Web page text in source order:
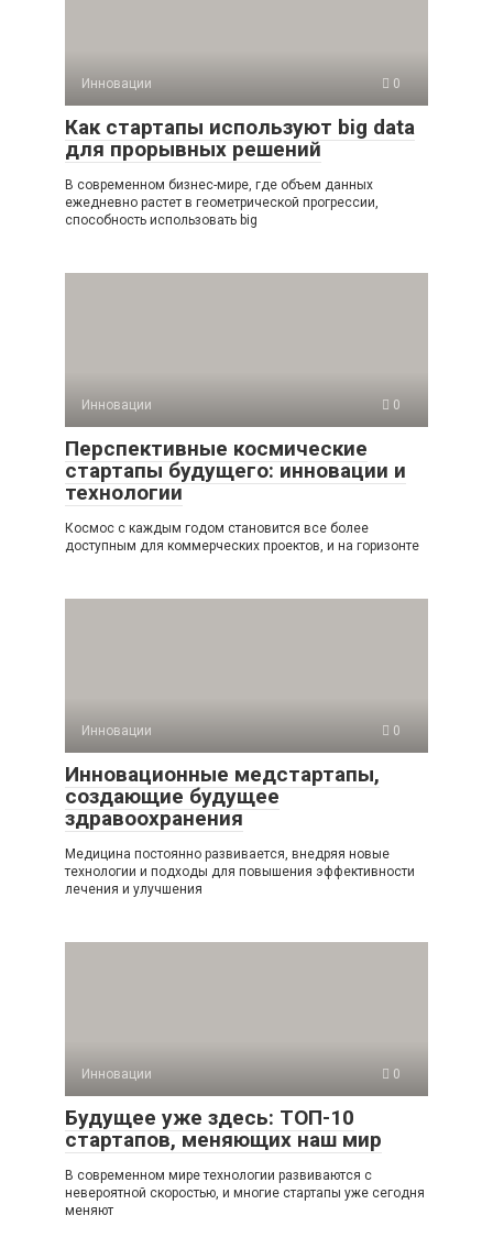
Инновации 0
Как стартапы используют big data
для прорывных решений
В современном бизнес-мире, где объем данных
ежедневно растет в геометрической прогрессии,
способность использовать big
Инновации 0
Перспективные космические
стартапы будущего: инновации и
технологии
Космос с каждым годом становится все более
доступным для коммерческих проектов, и на горизонте
Инновации 0
Инновационные медстартапы,
создающие будущее
здравоохранения
Медицина постоянно развивается, внедряя новые
технологии и подходы для повышения эффективности
лечения и улучшения
Инновации 0
Будущее уже здесь: ТОП-10
стартапов, меняющих наш мир
В современном мире технологии развиваются с
невероятной скоростью, и многие стартапы уже сегодня
меняют